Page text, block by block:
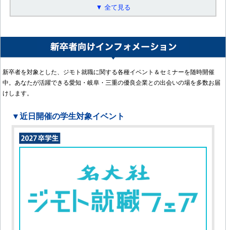
▼ 全て見る
新卒者を対象とした、ジモト就職に関する各種イベント＆セミナーを随時開催
中。あなたが活躍できる愛知・岐阜・三重の優良企業との出会いの場を多数お届
けします。
▼近日開催の学生対象イベント